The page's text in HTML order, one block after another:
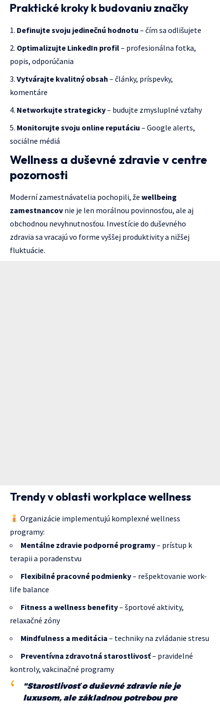
Praktické kroky k budovaniu značky
Definujte svoju jedinečnú hodnotu – čím sa odlišujete
Optimalizujte LinkedIn profil– profesionálna fotka,
popis, odporúčania
Vytvárajte kvalitný obsah – články, príspevky,
komentáre
Networkujte strategicky– budujte zmysluplné vzťahy
Monitorujte svoju online reputáciu – Google alerts,
sociálne médiá
Wellness a duševné zdravie v centre
pozornosti
Moderní zamestnávatelia pochopili, že wellbeing
zamestnancov nie je len morálnou povinnosťou, ale aj
obchodnou nevyhnutnosťou. Investície do duševného
zdravia sa vracajú vo forme vyššej produktivity a nižšej
fluktuácie.
Trendy v oblasti workplace wellness
Organizácie implementujú komplexné wellness
programy:
Mentálne zdravie podporné programy– prístup k
terapii a poradenstvu
Flexibilné pracovné podmienky– rešpektovanie work-
life balance
Fitness a wellness benefity– športové aktivity,
relaxačné zóny
Mindfulness a meditácia – techniky na zvládanie stresu
Preventívna zdravotná starostlivosť– pravidelné
kontroly, vakcinačné programy
"Starostlivosť o duševné zdravie nie je
luxusom, ale základnou potrebou pre